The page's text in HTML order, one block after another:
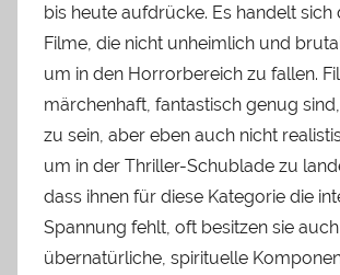
bis heute aufdrücke. Es handelt sich
Filme, die nicht unheimlich und
um in den Horrorbereich zu fallen.
märchenhaft, fantastisch genug
zu sein, aber eben auch nicht
um in der Thriller-Schublade zu
dass ihnen für diese Kategorie die
Spannung fehlt, oft besitzen sie
übernatürliche, spirituelle